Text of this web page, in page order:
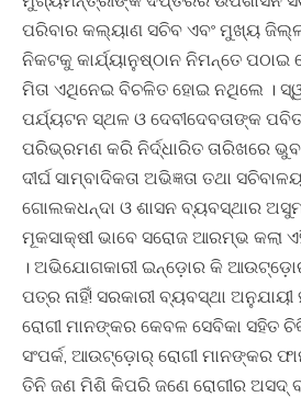
ପରିବାର କଲ୍ୟାଣ ସଚିବ ଏବଂ ମୁଖ୍ୟ
ନିକଟକୁ କାର୍ଯ୍ୟାନୁଷ୍ଠାନ ନିମନ୍ତେ ପଠାଇ
ମିତା ଏଥିନେଇ ବିଚଳିତ ହୋଇ ନଥିଲେ ।
ପର୍ଯ୍ୟଟନ ସ୍ଥଳ ଓ ଦେବୀଦେବତାଙ୍କ
ପରିଭ୍ରମଣ କରି ନିର୍ଦ୍ଧାରିତ ତାରିଖରେ
ଦୀର୍ଘ ସାମ୍ବାଦିକତା ଅଭିଜ୍ଞତା ତଥା
ଗୋଲକଧନ୍ଦା ଓ ଶାସନ ବ୍ୟବସ୍ଥାର
ମୂକସାକ୍ଷୀ ଭାବେ ସରୋଜ ଆରମ୍ଭ କଲା
। ଅଭିଯୋଗକାରୀ ଇନ୍‌ଡ଼ୋର କି
ପତ୍ର ନାହିଁ! ସରକାରୀ ବ୍ୟବସ୍ଥା
ରୋଗୀ ମାନଙ୍କର କେବଳ ସେବିକା ସହିତ
ସଂପର୍କ, ଆଉଟ୍‌ଡ଼ୋର୍ ରୋଗୀ ମାନଙ୍କର
ତିନି ଜଣ ମିଶି କିପରି ଜଣେ ରୋଗୀର ଅସଦ୍